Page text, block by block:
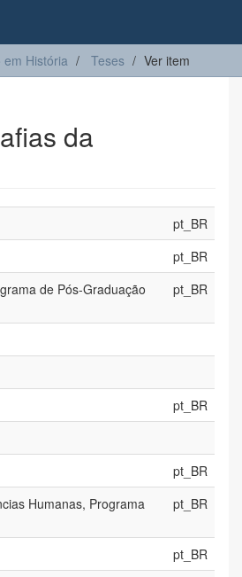
História Teses Ver item
da
pt_BR
pt_BR
de Pós-Graduação
pt_BR
pt_BR
pt_BR
Humanas, Programa
pt_BR
pt_BR